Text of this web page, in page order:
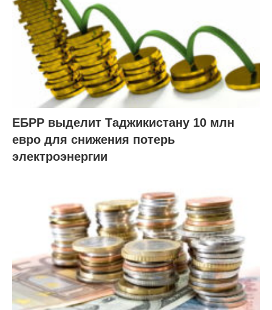
ЕБРР выделит Таджикистану 10 млн
евро для снижения потерь
электроэнергии